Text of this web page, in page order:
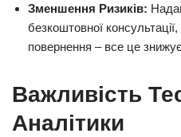
Зменшення Ризиків:
безкоштовної
повернення – все це
Важливість
Аналітики